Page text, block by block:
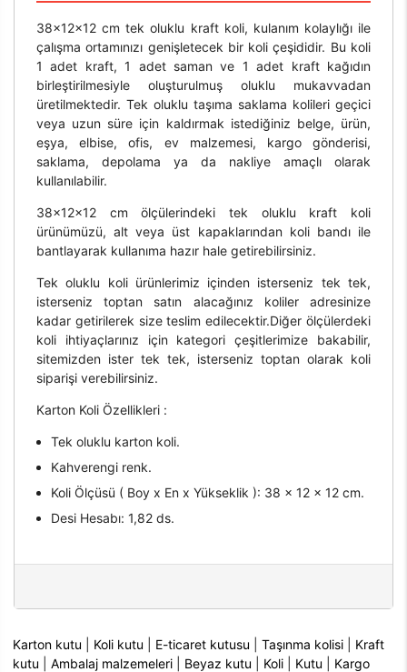
38x12x12 cm tek oluklu kraft koli, kulanım kolaylığı ile
çalışma ortamınızı genişletecek bir koli çeşididir. Bu koli
1 adet kraft, 1 adet saman ve 1 adet kraft kağıdın
birleştirilmesiyle oluşturulmuş oluklu mukavvadan
üretilmektedir. Tek oluklu taşıma saklama kolileri geçici
veya uzun süre için kaldırmak istediğiniz belge, ürün,
eşya, elbise, ofis, ev malzemesi, kargo gönderisi,
saklama, depolama ya da nakliye amaçlı olarak
kullanılabilir.
38x12x12 cm ölçülerindeki tek oluklu kraft koli
ürünümüzü, alt veya üst kapaklarından koli bandı ile
bantlayarak kullanıma hazır hale getirebilirsiniz.
Tek oluklu koli ürünlerimiz içinden isterseniz tek tek,
isterseniz toptan satın alacağınız koliler adresinize
kadar getirilerek size teslim edilecektir.Diğer ölçülerdeki
koli ihtiyaçlarınız için kategori çeşitlerimize bakabilir,
sitemizden ister tek tek, isterseniz toptan olarak koli
siparişi verebilirsiniz.
Karton Koli Özellikleri :
Tek oluklu karton koli.
Kahverengi renk.
Koli Ölçüsü ( Boy x En x Yükseklik ): 38 x 12 x 12 cm.
Desi Hesabı: 1,82 ds.
Karton kutu Koli kutu E-ticaret kutusu |Taşınma kolisi
Kraft
kutu |Ambalaj malzemeleri Beyaz kutu Koli Kutu
Kargo